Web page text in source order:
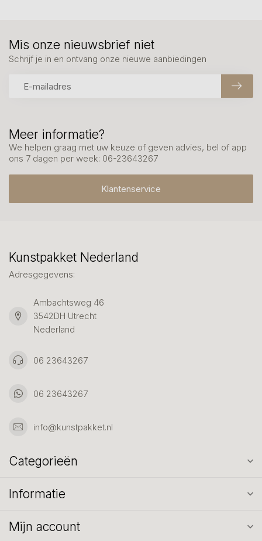
Meer informatie?
We helpen graag met uw keuze of geven advies, bel of app
ons 7 dagen per week: 06-23643267
Klantenservice
Mis onze nieuwsbrief niet
Schrijf je in en ontvang onze nieuwe aanbiedingen
Kunstpakket Nederland
Adresgegevens:
Ambachtsweg 46
3542DH Utrecht
Nederland
06 23643267
06 23643267
info@kunstpakket.nl
Categorieën
Informatie
Mijn account